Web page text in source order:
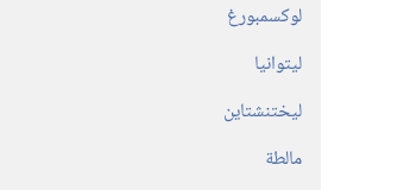
لوكسمبورغ
ليتوانيا
ليختنشتاين
مالطة